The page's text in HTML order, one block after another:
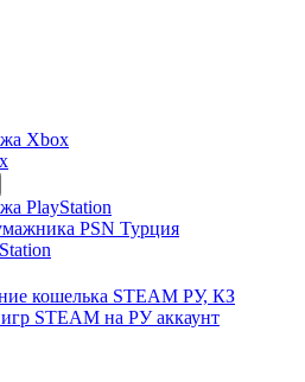
Xbox
PlayStation
PSN Турция
кошелька STEAM РУ, КЗ
STEAM на РУ аккаунт